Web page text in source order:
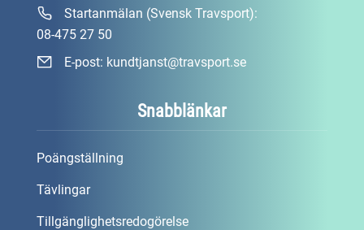
Snabblänkar
Poängställning
Tävlingar
Tillgänglighetsredogörelse
Startanmälan (Svensk Travsport):
08-475 27 50
E-post: kundtjanst@travsport.se